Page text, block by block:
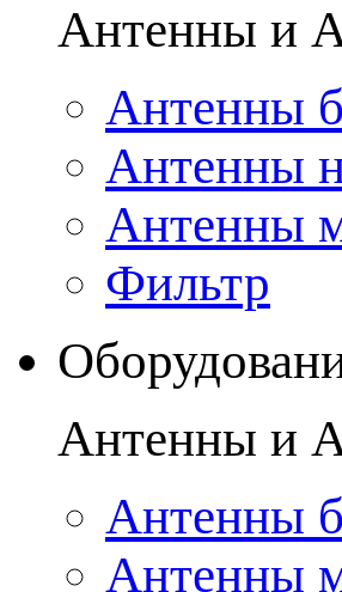
Антенны и
Антенны
Антенны
Антенны
Фильтр
Антенны и
Антенны
Антенны